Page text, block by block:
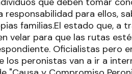
responsabilidad para ellos,
familias.El estado que,
velar para que las rutas
Oficialistas pero
los peronistas van a ir a